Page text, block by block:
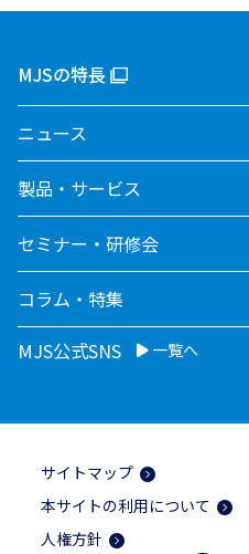
MJSの特長
ニュース
製品・サービス
セミナー・研修会
コラム・特集
MJS公式SNS
一覧へ
サイトマップ
本サイトの利用について
人権方針